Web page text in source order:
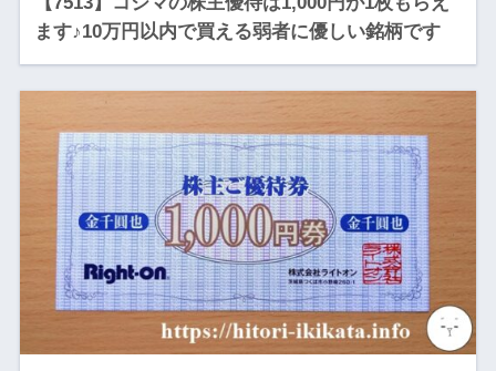
ます♪10万円以内で買える弱者に優しい銘柄です